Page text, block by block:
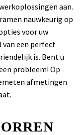
aan.
nauwkeurig op
voor uw
van een perfect
is. Bent u
probleem! Op
afmetingen